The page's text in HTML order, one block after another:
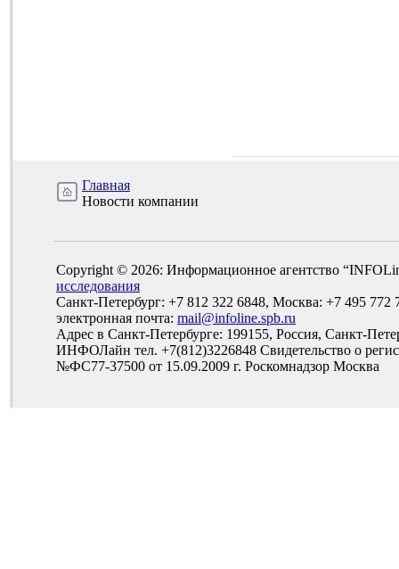
Главная
Новости компании
Copyright © 2026: Информационное агентство
исследования
Санкт-Петербург: +7 812 322 6848, Москва: +7 495 772
электронная почта: mail@infoline.spb.ru
Адрес в Санкт-Петербурге: 199155, Россия, Санкт-
ИНФОЛайн тел. +7(812)3226848 Свидетельство о
№ФС77-37500 от 15.09.2009 г. Роскомнадзор Москва